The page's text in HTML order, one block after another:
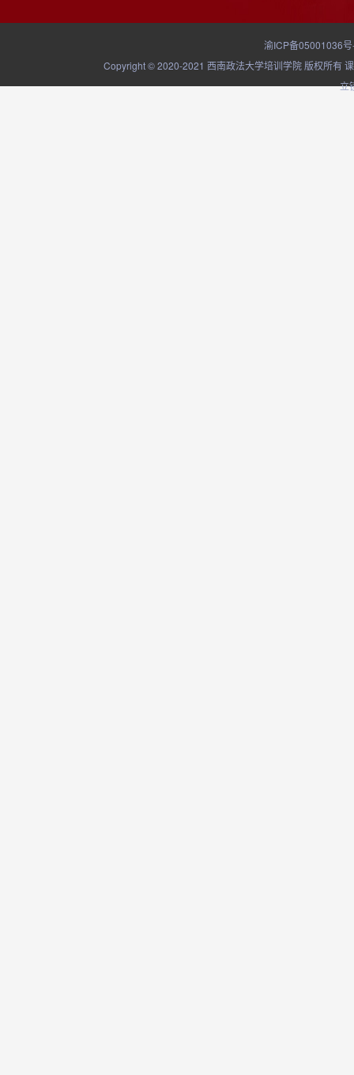
渝ICP备05001036
Copyright © 2020-2021 西南政法大学培训学院 版权所有
立